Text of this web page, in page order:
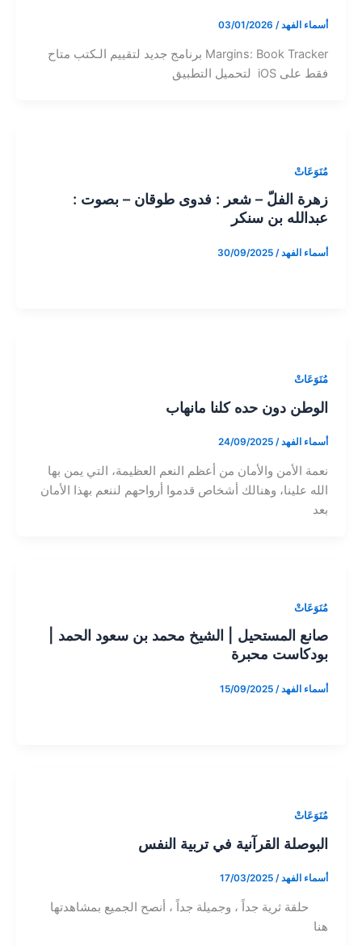
أسماء الفهد/
03/01/2026
‏Margins: Book Tracker ‏برنامج جديد لتقييم الـكتب متاح
فقط على iOS ‏ لتحميل التطبيق
مُنَوَعَاتْ
زهرة الفلّ – شعر : فدوى طوقان – بصوت :
عبدالله بن سنكر
أسماء الفهد/
30/09/2025
مُنَوَعَاتْ
الوطن دون حده كلنا مانهاب
أسماء الفهد/
24/09/2025
نعمة الأمن والأمان من أعظم النعم العظيمة، التي يمن بها
الله علينا، وهنالك أشخاص قدموا أرواحهم لننعم بهذا الأمان
بعد
مُنَوَعَاتْ
صانع المستحيل | الشيخ محمد بن سعود الحمد |
بودكاست محبرة
أسماء الفهد/
15/09/2025
مُنَوَعَاتْ
البوصلة القرآنية في تربية النفس
أسماء الفهد/
17/03/2025
حلقة ثرية جداً ، وجميلة جداً ، أنصح الجميع بمشاهدتها
هنا